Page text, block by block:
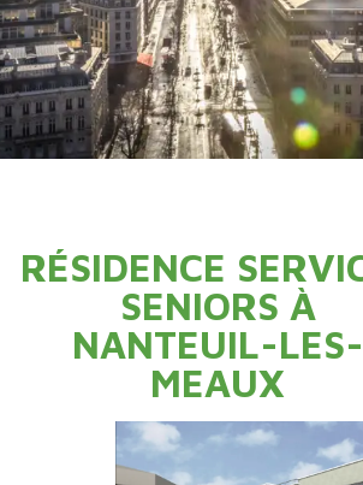
RÉSIDENCE
SENIORS À
NANTEUIL-LES-
MEAUX